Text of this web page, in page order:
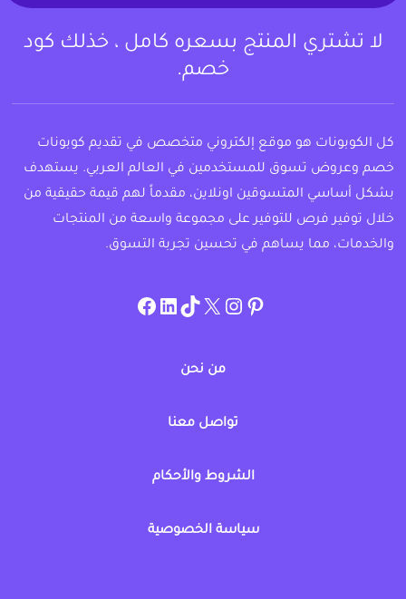
لا تشتري المنتج بسعره كامل ، خذلك كود
خصم.
كل الكوبونات هو موقع إلكتروني متخصص في تقديم كوبونات
خصم وعروض تسوق للمستخدمين في العالم العربي. يستهدف
بشكل أساسي المتسوقين اونلاين، مقدماً لهم قيمة حقيقية من
خلال توفير فرص للتوفير على مجموعة واسعة من المنتجات
والخدمات، مما يساهم في تحسين تجربة التسوق.
pinterest
allcouponat
twitter
TikTok
linkedin
facebook
من نحن
تواصل معنا
الشروط والأحكام
سياسة الخصوصية